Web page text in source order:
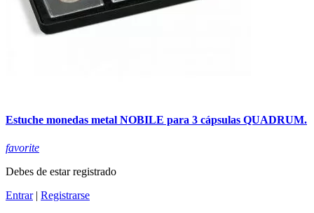
Estuche monedas metal NOBILE para 3 cápsulas QUADRUM.
favorite
Debes de estar registrado
Entrar| Registrarse